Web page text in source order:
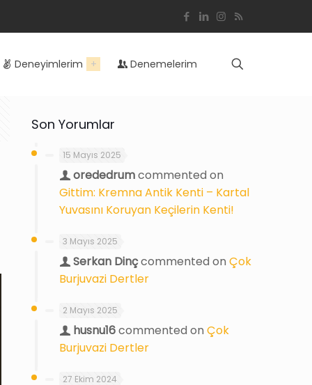
Deneyimlerim Denemelerim
Son Yorumlar
15 Mayıs 2025
orededrumcommented on
Gittim: Kremna Antik Kenti – Kartal
Yuvasını Koruyan Keçilerin Kenti!
3 Mayıs 2025
Serkan Dinçcommented on Çok
Burjuvazi Dertler
2 Mayıs 2025
husnu16commented on Çok
Burjuvazi Dertler
27 Ekim 2024